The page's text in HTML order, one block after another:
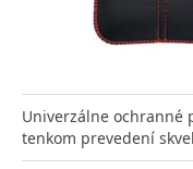
Univerzálne ochranné
tenkom prevedení